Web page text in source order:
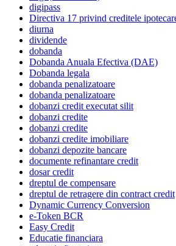
digipass
Directiva 17 privind creditele
diurna
dividende
dobanda
Dobanda Anuala Efectiva (DAE)
Dobanda legala
dobanda penalizatoare
dobanda penalizatoare
dobanzi credit executat silit
dobanzi credite
dobanzi credite
dobanzi credite imobiliare
dobanzi depozite bancare
documente refinantare credit
dosar credit
dreptul de compensare
dreptul de retragere din contract credit
Dynamic Currency Conversion
e-Token BCR
Easy Credit
Educatie financiara